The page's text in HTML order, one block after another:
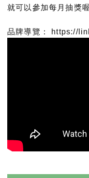
就可以參加每月抽獎
品牌導覽： https://